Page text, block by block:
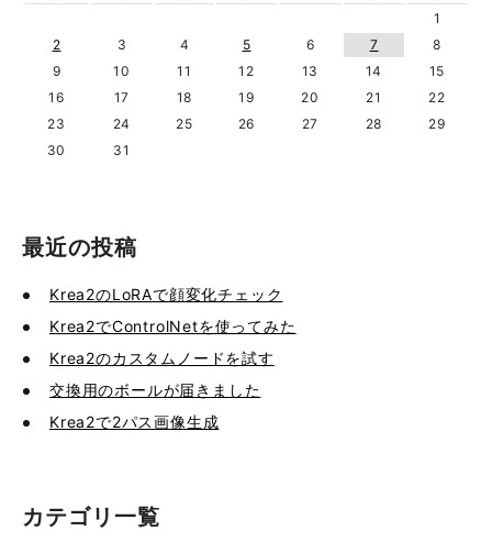
1
2
3 4 5 6 7
8
9
10 11 12 13 14
15
16
17 18 19 20 21
22
23
24 25 26 27 28
29
30
31
最近の投稿
Krea2のLoRAで顔変化チェック
Krea2でControlNetを使ってみた
Krea2のカスタムノードを試す
交換用のボールが届きました
Krea2で2パス画像生成
カテゴリ一覧